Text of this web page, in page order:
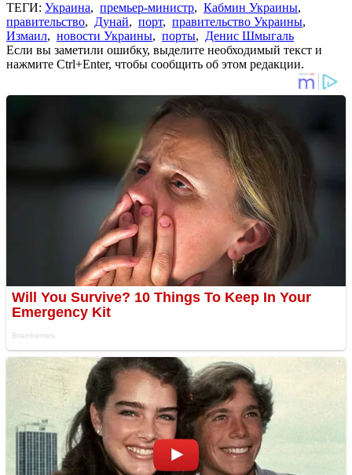
ТЕГИ: Украина, премьер-министр, Кабмин Украины,
правительство, Дунай, порт, правительство Украины,
Измаил, новости Украины, порты, Денис Шмыгаль
Если вы заметили ошибку, выделите необходимый текст и
нажмите Ctrl+Enter, чтобы сообщить об этом редакции.